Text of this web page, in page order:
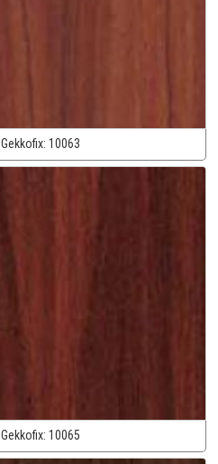
Gekkofix: 10063
Gekkofix: 10065